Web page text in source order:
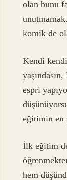
olan bunu
komik de
Kendi
espri
eğitimin en
İlk eğitim
hem